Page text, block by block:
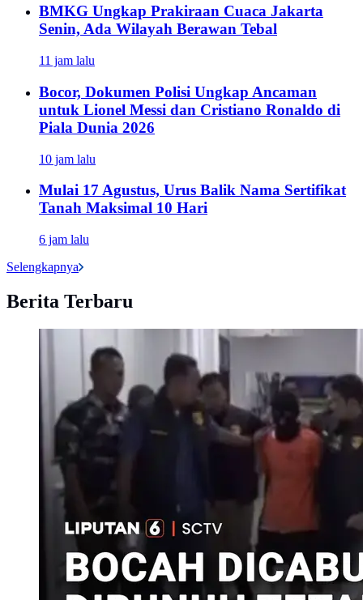
BMKG Ungkap Prakiraan Cuaca Jakarta
Senin, Ada Wilayah Berawan Tebal
11 jam lalu
Bocor, Dokumen Polisi Ungkap Ancaman
untuk Lionel Messi dan Cristiano Ronaldo di
Piala Dunia 2026
10 jam lalu
Mulai 17 Agustus, Urus Balik Nama Sertifikat
Tanah Maksimal 10 Hari
6 jam lalu
Selengkapnya
Berita Terbaru